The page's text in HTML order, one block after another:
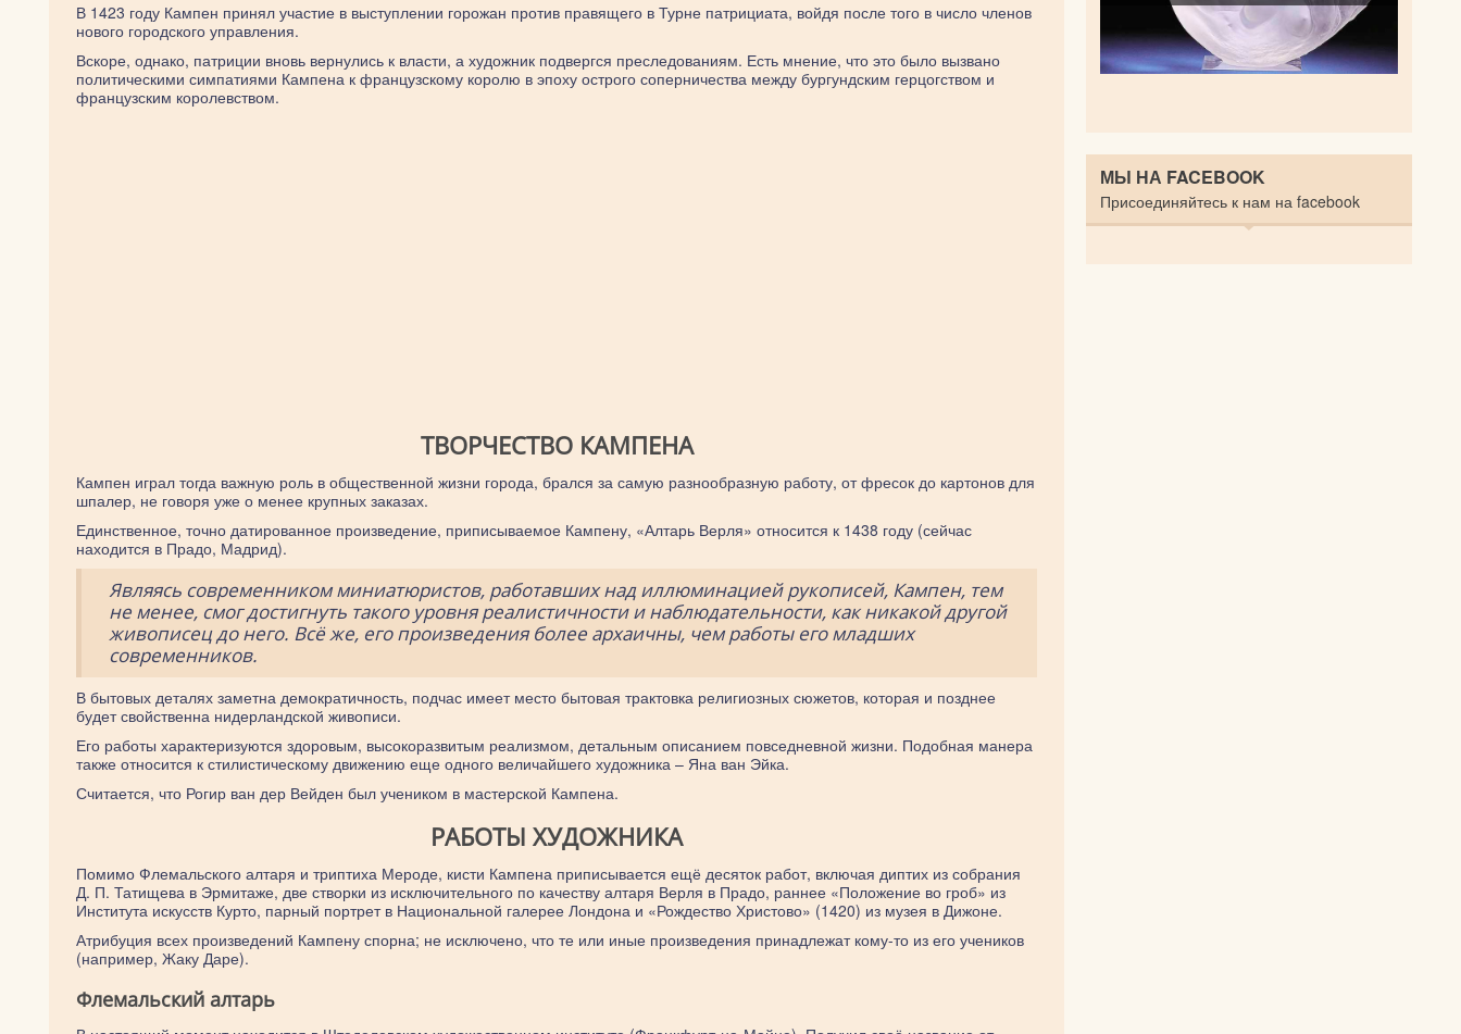
В 1423 году Кампен принял участие в выступлении горожан против правящего в Турне патрициата, войдя после того в число членов
нового городского управления.
Вскоре, однако, патриции вновь вернулись к власти, а художник подвергся преследованиям. Есть мнение, что это было вызвано
политическими симпатиями Кампена к французскому королю в эпоху острого соперничества между бургундским герцогством и
французским королевством.
ТВОРЧЕСТВО КАМПЕНА
Кампен играл тогда важную роль в общественной жизни города, брался за самую разнообразную работу, от фресок до картонов для
шпалер, не говоря уже о менее крупных заказах.
Единственное, точно датированное произведение, приписываемое Кампену, «Алтарь Верля» относится к 1438 году (сейчас
находится в Прадо, Мадрид).
Являясь современником миниатюристов, работавших над иллюминацией рукописей, Кампен, тем
не менее, смог достигнуть такого уровня реалистичности и наблюдательности, как никакой другой
живописец до него. Всё же, его произведения более архаичны, чем работы его младших
современников.
В бытовых деталях заметна демократичность, подчас имеет место бытовая трактовка религиозных сюжетов, которая и позднее
будет свойственна нидерландской живописи.
Его работы характеризуются здоровым, высокоразвитым реализмом, детальным описанием повседневной жизни. Подобная манера
также относится к стилистическому движению еще одного величайшего художника – Яна ван Эйка.
Считается, что Рогир ван дер Вейден был учеником в мастерской Кампена.
РАБОТЫ ХУДОЖНИКА
Помимо Флемальского алтаря и триптиха Мероде, кисти Кампена приписывается ещё десяток работ, включая диптих из собрания
Д. П. Татищева в Эрмитаже, две створки из исключительного по качеству алтаря Верля в Прадо, раннее «Положение во гроб» из
Института искусств Курто, парный портрет в Национальной галерее Лондона и «Рождество Христово» (1420) из музея в Дижоне.
Атрибуция всех произведений Кампену спорна; не исключено, что те или иные произведения принадлежат кому-то из его учеников
(например, Жаку Даре).
Флемальский алтарь
МЫ НА FACEBOOK
Присоединяйтесь к нам на facebook